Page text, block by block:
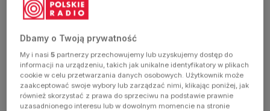
Dbamy o Twoją prywatność
My i nasi5 partnerzy przechowujemy lub uzyskujemy dostęp do
informacji na urządzeniu, takich jak unikalne identyfikatory w plikach
cookie w celu przetwarzania danych osobowych. Użytkownik może
zaakceptować swoje wybory lub zarządzać nimi, klikając poniżej, jak
również skorzystać z prawa do sprzeciwu na podstawie prawnie
uzasadnionego interesu lub w dowolnym momencie na stronie